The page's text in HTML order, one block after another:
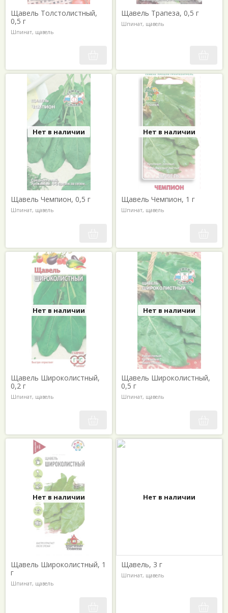
Щавель Толстолистный,
0,5 г
Шпинат, щавель
Щавель Трапеза, 0,5 г
Шпинат, щавель
Нет в наличии
Щавель Чемпион, 0,5 г
Шпинат, щавель
Нет в наличии
Щавель Чемпион, 1 г
Шпинат, щавель
Нет в наличии
Щавель Широколистный,
0,2 г
Шпинат, щавель
Нет в наличии
Щавель Широколистный,
0,5 г
Шпинат, щавель
Нет в наличии
Щавель Широколистный, 1
г
Шпинат, щавель
Нет в наличии
Щавель, 3 г
Шпинат, щавель